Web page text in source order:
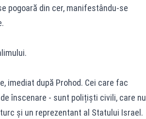
pogoară din cer, manifestându-se
imediat după Prohod. Cei care fac
înscenare - sunt polițiști civili, care nu
și un reprezentant al Statului Israel.